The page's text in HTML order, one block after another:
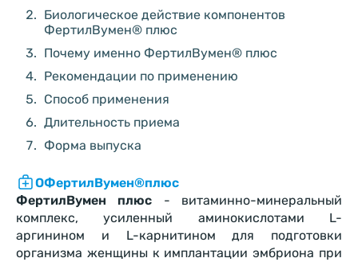
Биологическое действие компонентов
ФертилВумен® плюс
Почему именно ФертилВумен® плюс
Рекомендации по применению
Способ применения
Длительность приема
Форма выпуска
ОФертилВумен®плюс
ФертилВумен плюс - витаминно-минеральный
комплекс, усиленный аминокислотами L-
аргинином и L-карнитином для подготовки
организма женщины к имплантации эмбриона при